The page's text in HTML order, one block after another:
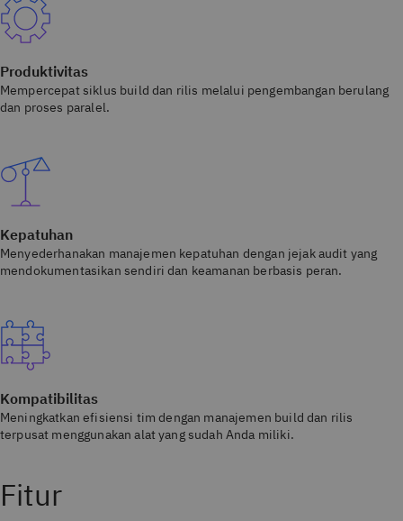
Produktivitas
Mempercepat siklus build dan rilis melalui pengembangan berulang
dan proses paralel.
Kepatuhan
Menyederhanakan manajemen kepatuhan dengan jejak audit yang
mendokumentasikan sendiri dan keamanan berbasis peran.
Kompatibilitas
Meningkatkan efisiensi tim dengan manajemen build dan rilis
terpusat menggunakan alat yang sudah Anda miliki.
Fitur